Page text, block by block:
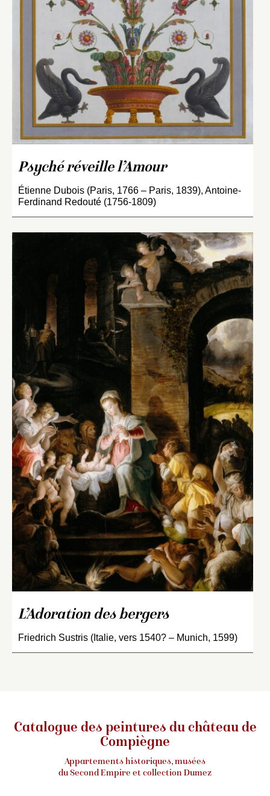
Psyché réveille l’Amour
Étienne Dubois (Paris, 1766 – Paris, 1839), Antoine-
Ferdinand Redouté (1756-1809)
L’Adoration des bergers
Friedrich Sustris (Italie, vers 1540? – Munich, 1599)
Catalogue des peintures du château de
Compiègne
Appartements historiques, musées
du Second Empire et collection Dumez